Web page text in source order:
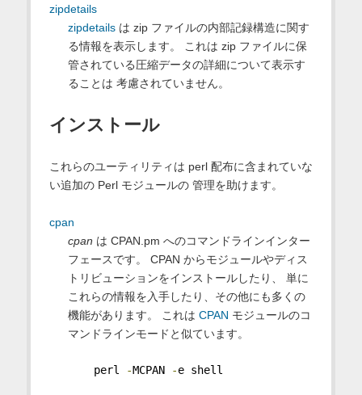
zipdetails
zipdetailsは zip ファイルの内部記録構造に関す
る情報を表示します。 これは zip ファイルに保
管されている圧縮データの詳細について表示す
ることは 考慮されていません。
インストール
これらのユーティリティは perl 配布に含まれていな
い追加の Perl モジュールの 管理を助けます。
cpan
cpan は CPAN.pm へのコマンドラインインター
フェースです。 CPAN からモジュールやディス
トリビューションをインストールしたり、 単に
これらの情報を入手したり、その他にも多くの
機能があります。 これは CPAN モジュールのコ
マンドラインモードと似ています。
perl -MCPAN -e shell